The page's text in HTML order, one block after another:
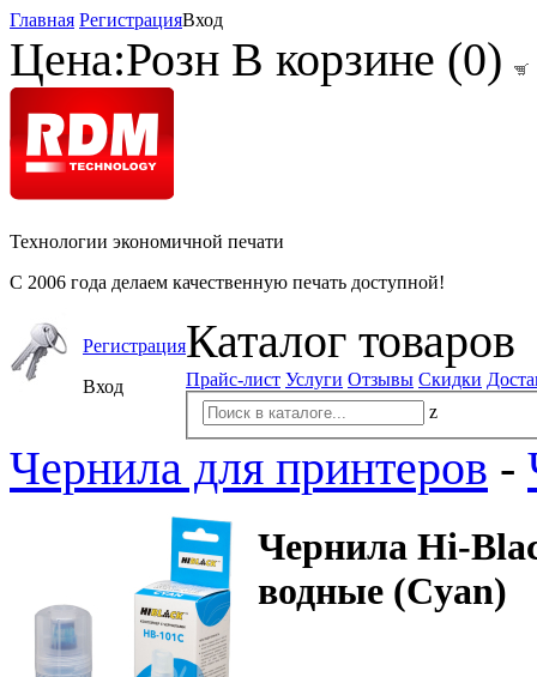
Главная РегистрацияВход
Цена:Розн В корзине (0)
Технологии экономичной печати
С 2006 года делаем качественную печать доступной!
Регистрация
Вход
Каталог товаров
Прайс-лист Услуги Отзывы Скидки
z
Чернила для принтеров -
Чернила Hi-
водные (Cyan)